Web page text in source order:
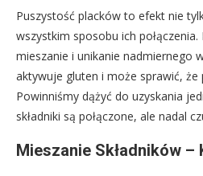
Puszystość placków to efekt nie
wszystkim sposobu ich
mieszanie i unikanie nadmiernego
aktywuje gluten i może sprawić, że
Powinniśmy dążyć do uzyskania
składniki są połączone, ale nadal
Mieszanie Składników –